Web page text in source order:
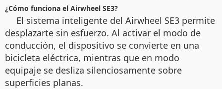
¿Cómo funciona el Airwheel SE3?
El sistema inteligente del Airwheel SE3 permite
desplazarte sin esfuerzo. Al activar el modo de
conducción, el dispositivo se convierte en una
bicicleta eléctrica, mientras que en modo
equipaje se desliza silenciosamente sobre
superficies planas.